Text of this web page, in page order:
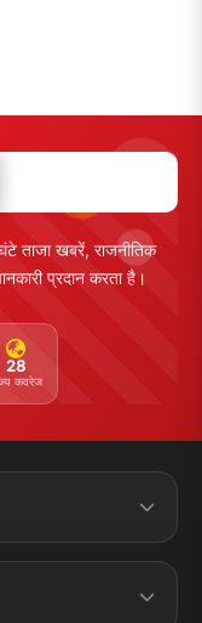
ताजा खबरें, राजनीतिक
प्रदान करता है।
28
कवरेज